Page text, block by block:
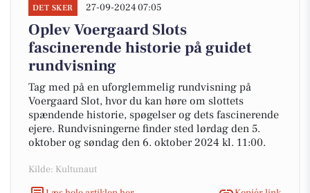
DET SKER 27-09-2024 07:05
Oplev Voergaard Slots
fascinerende historie på guidet
rundvisning
Tag med på en uforglemmelig rundvisning på
Voergaard Slot, hvor du kan høre om slottets
spændende historie, spøgelser og dets fascinerende
ejere. Rundvisningerne finder sted lørdag den 5.
oktober og søndag den 6. oktober 2024 kl. 11:00.
Kilde: Kultunaut